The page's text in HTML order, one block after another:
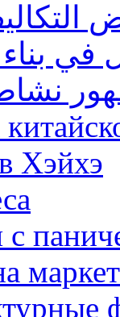
بناء
Хэйхэ
с